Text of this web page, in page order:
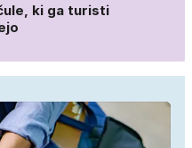
ki ga turisti